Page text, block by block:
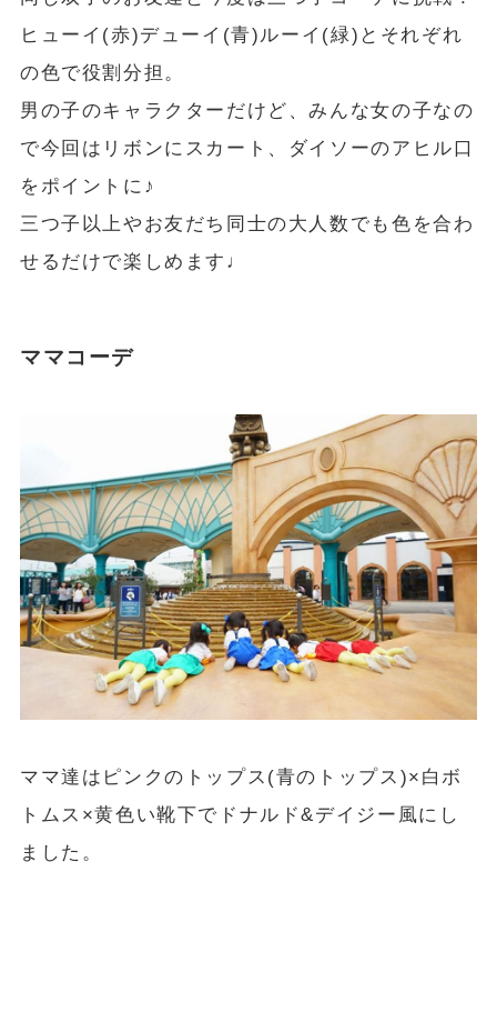
ヒューイ(赤)デューイ(青)ルーイ(緑)とそれぞれ
の色で役割分担。
男の子のキャラクターだけど、みんな女の子なの
で今回はリボンにスカート、ダイソーのアヒル口
をポイントに♪
三つ子以上やお友だち同士の大人数でも色を合わ
せるだけで楽しめます♩
ママコーデ
ママ達はピンクのトップス(青のトップス)×白ボ
トムス×黄色い靴下でドナルド&デイジー風にし
ました。